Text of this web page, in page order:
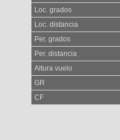
Loc. grados
Loc. distancia
Per. grados
Per. distancia
Altura vuelo
GR
CF